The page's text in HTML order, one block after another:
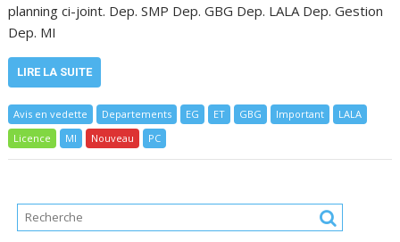
planning ci-joint. Dep. SMP Dep. GBG Dep. LALA Dep. Gestion
Dep. MI
LIRE LA SUITE
Avis en vedette Departements EG ET GBG Important
LALA
Licence
MI Nouveau PC